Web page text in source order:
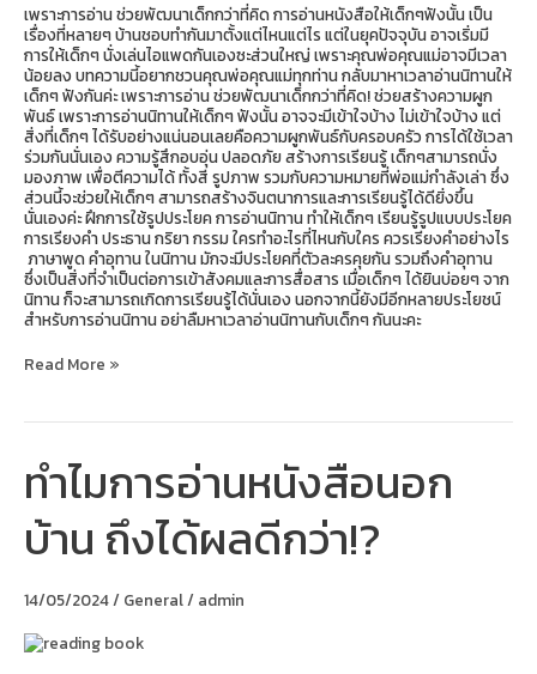
เพราะการอ่าน ช่วยพัฒนาเด็กกว่าที่คิด การอ่านหนังสือให้เด็กๆฟังนั้น เป็น
เรื่องที่หลายๆ บ้านชอบทำกันมาตั้งแต่ไหนแต่ไร แต่ในยุคปัจจุบัน อาจเริ่มมี
การให้เด็กๆ นั่งเล่นไอแพดกันเองซะส่วนใหญ่ เพราะคุณพ่อคุณแม่อาจมีเวลา
น้อยลง บทความนี้อยากชวนคุณพ่อคุณแม่ทุกท่าน กลับมาหาเวลาอ่านนิทานให้
เด็กๆ ฟังกันค่ะ เพราะการอ่าน ช่วยพัฒนาเด็กกว่าที่คิด! ช่วยสร้างความผูก
พันธ์ เพราะการอ่านนิทานให้เด็กๆ ฟังนั้น อาจจะมีเข้าใจบ้าง ไม่เข้าใจบ้าง แต่
สิ่งที่เด็กๆ ได้รับอย่างแน่นอนเลยคือความผูกพันธ์กับครอบครัว การได้ใช้เวลา
ร่วมกันนั่นเอง ความรู้สึกอบอุ่น ปลอดภัย สร้างการเรียนรู้ เด็กๆสามารถนั่ง
มองภาพ เพื่อตีความได้ ทั้งสี รูปภาพ รวมกับความหมายที่พ่อแม่กำลังเล่า ซึ่ง
ส่วนนี้จะช่วยให้เด็กๆ สามารถสร้างจินตนาการและการเรียนรู้ได้ดียิ่งขึ้น
นั่นเองค่ะ ฝึกการใช้รูปประโยค การอ่านนิทาน ทำให้เด็กๆ เรียนรู้รูปแบบประโยค
การเรียงคำ ประธาน กริยา กรรม ใครทำอะไรที่ไหนกับใคร ควรเรียงคำอย่างไร
ภาษาพูด คำอุทาน ในนิทาน มักจะมีประโยคที่ตัวละครคุยกัน รวมถึงคำอุทาน
ซึ่งเป็นสิ่งที่จำเป็นต่อการเข้าสังคมและการสื่อสาร เมื่อเด็กๆ ได้ยินบ่อยๆ จาก
นิทาน ก็จะสามารถเกิดการเรียนรู้ได้นั่นเอง นอกจากนี้ยังมีอีกหลายประโยชน์
สำหรับการอ่านนิทาน อย่าลืมหาเวลาอ่านนิทานกับเด็กๆ กันนะคะ
Read More »
ทำไมการอ่านหนังสือนอก
บ้าน ถึงได้ผลดีกว่า!?
14/05/2024/ General/ admin
ทำไม
การ
อ่าน
หนังสือ
นอก
ได้
ดี